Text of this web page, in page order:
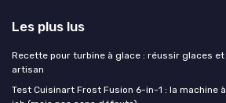
Les plus lus
Recette pour turbine à glace : réussir glaces
artisan
Test Cuisinart Frost Fusion 6-in-1 : la machine